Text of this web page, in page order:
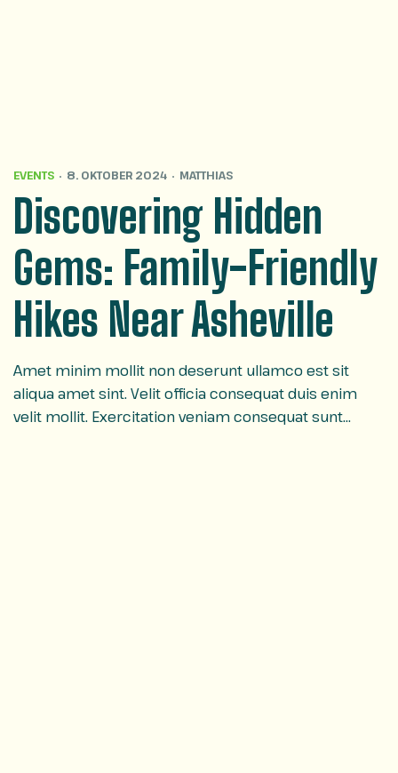
EVENTS 8. OKTOBER 2024 MATTHIAS
Discovering Hidden
Gems: Family-Friendly
Hikes Near Asheville
Amet minim mollit non deserunt ullamco est sit
aliqua amet sint. Velit officia consequat duis enim
velit mollit. Exercitation veniam consequat sunt